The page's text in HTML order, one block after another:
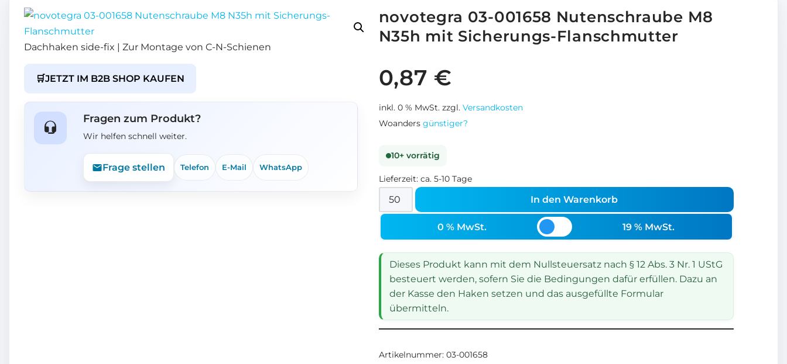
Dachhaken side-fix | Zur Montage von C-N-Schienen
🛒JETZT IM B2B SHOP KAUFEN
Fragen zum Produkt?
Wir helfen schnell weiter.
Frage stellen Telefon E-Mail WhatsApp
novotegra 03-001658 Nutenschraube M8
N35h mit Sicherungs-Flanschmutter
0,87 €
inkl. 0 % MwSt. zzgl. Versandkosten
Woanders günstiger?
10+ vorrätig
Lieferzeit: ca. 5-10 Tage
In den Warenkorb
0 % MwSt. 19 % MwSt.
Dieses Produkt kann mit dem Nullsteuersatz nach § 12 Abs. 3 Nr. 1 UStG
besteuert werden, sofern Sie die Bedingungen dafür erfüllen. Dazu an
der Kasse den Haken setzen und das ausgefüllte Formular
übermitteln.
Artikelnummer: 03-001658